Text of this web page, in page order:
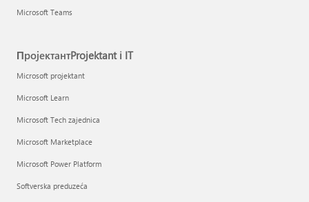
Microsoft Teams
ПројектантProjektant i IT
Microsoft projektant
Microsoft Learn
Microsoft Tech zajednica
Microsoft Marketplace
Microsoft Power Platform
Softverska preduzeća